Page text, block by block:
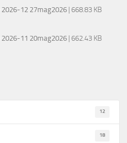
2026-12 27mag2026 | 668.83 KB
2026-11 20mag2026 | 662.43 KB
12
18